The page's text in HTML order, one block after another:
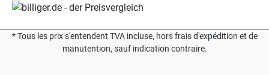
* Tous les prix s'entendent TVA incluse, hors frais d'expédition et de
manutention, sauf indication contraire.